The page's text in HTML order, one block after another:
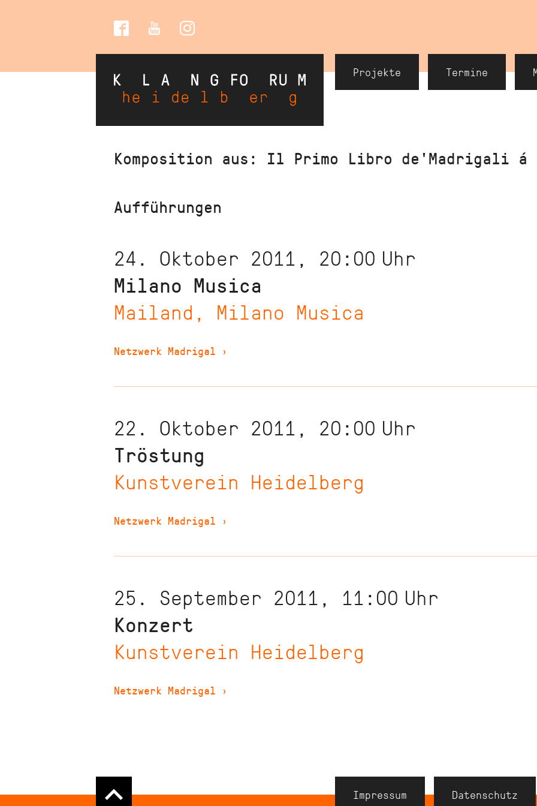
Social
Header
Navigation
Projekte Termine
Komposition aus: Il Primo Libro de'Madrigali á
Aufführungen
24. Oktober 2011, 20:00 Uhr
Milano Musica
Mailand, Milano Musica
Netzwerk Madrigal ›
22. Oktober 2011, 20:00 Uhr
Tröstung
Kunstverein Heidelberg
Netzwerk Madrigal ›
25. September 2011, 11:00 Uhr
Konzert
Kunstverein Heidelberg
Netzwerk Madrigal ›
Navigation
Impressum Datenschutz